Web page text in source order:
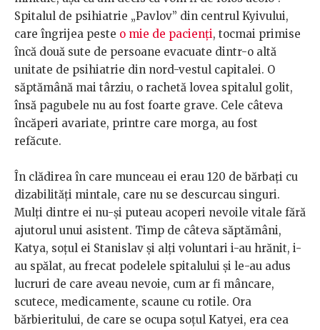
Spitalul de psihiatrie „Pavlov” din centrul Kyivului,
care îngrijea peste o mie de pacienți, tocmai primise
încă două sute de persoane evacuate dintr-o altă
unitate de psihiatrie din nord-vestul capitalei. O
săptămână mai târziu, o rachetă lovea spitalul golit,
însă pagubele nu au fost foarte grave. Cele câteva
încăperi avariate, printre care morga, au fost
refăcute.
În clădirea în care munceau ei erau 120 de bărbați cu
dizabilități mintale, care nu se descurcau singuri.
Mulți dintre ei nu-și puteau acoperi nevoile vitale fără
ajutorul unui asistent. Timp de câteva săptămâni,
Katya, soțul ei Stanislav și alți voluntari i-au hrănit, i-
au spălat, au frecat podelele spitalului și le-au adus
lucruri de care aveau nevoie, cum ar fi mâncare,
scutece, medicamente, scaune cu rotile. Ora
bărbieritului, de care se ocupa soțul Katyei, era cea